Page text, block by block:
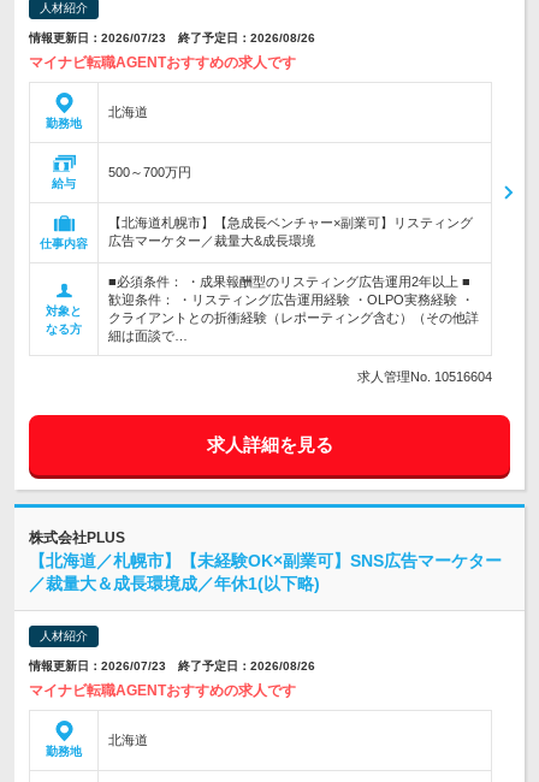
人材紹介
情報更新日：2026/07/23 終了予定日：2026/08/26
マイナビ転職AGENTおすすめの求人です
勤務地
北海道
給与
500～700万円
仕事内容
【北海道札幌市】【急成長ベンチャー×副業可】リスティング
広告マーケター／裁量大&成長環境
対象と
なる方
■必須条件： ・成果報酬型のリスティング広告運用2年以上 ■
歓迎条件： ・リスティング広告運用経験 ・OLPO実務経験 ・
クライアントとの折衝経験（レポーティング含む）（その他詳
細は面談で…
求人管理No. 10516604
求人詳細を見る
株式会社PLUS
【北海道／札幌市】【未経験OK×副業可】SNS広告マーケター
／裁量大＆成長環境成／年休1(以下略)
人材紹介
情報更新日：2026/07/23 終了予定日：2026/08/26
マイナビ転職AGENTおすすめの求人です
勤務地
北海道